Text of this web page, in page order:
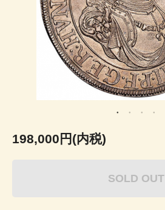
198,000円(内税)
SOLD OUT